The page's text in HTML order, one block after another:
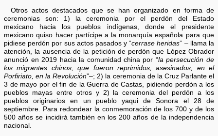
Otros actos destacados que se han organizado en forma de
ceremonias son: 1) la ceremonia por el perdón del Estado
mexicano hacia los pueblos indígenas, donde el presidente
mexicano quiso hacer partícipe a la monarquía española para que
pidiese perdón por sus actos pasados y “cerrase heridas” – llama la
atención, la ausencia de la petición de perdón que López Obrador
anunció en 2019 hacia la comunidad china por “la persecución de
los migrantes chinos, que fueron reprimidos, asesinados, en el
Porfiriato, en la Revolución”–; 2) la ceremonia de la Cruz Parlante el
3 de mayo por el fin de la Guerra de Castas, pidiendo perdón a los
pueblos mayas entre otros y 2) la ceremonia del perdón a los
pueblos originarios en un pueblo yaqui de Sonora el 28 de
septiembre. Para redondear la conmemoración de los 700 y de los
500 años se incidirá también en los 200 años de la independencia
nacional.